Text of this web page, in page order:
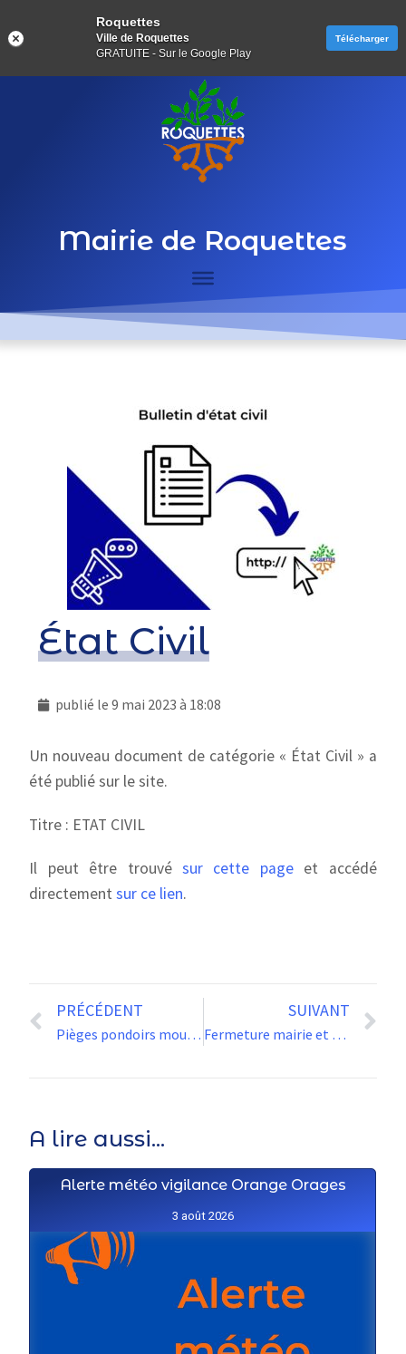
Mairie de Roquettes
État Civil
publié le9 mai 2023 à 18:08
Un nouveau document de catégorie « État Civil » a
été publié sur le site.
Titre : ETAT CIVIL
Il peut être trouvé sur cette pageet accédé
directementsur ce lien.
PRÉCÉDENT
Pièges pondoirs moustiques tigres
SUIVANT
Fermeture mairie et Poste 19 et 20 mai
A lire aussi...
Alerte météo vigilance Orange Orages
3 août 2026
Roquettes
Ville de Roquettes
GRATUITE - Sur le Google Play
Télécharger